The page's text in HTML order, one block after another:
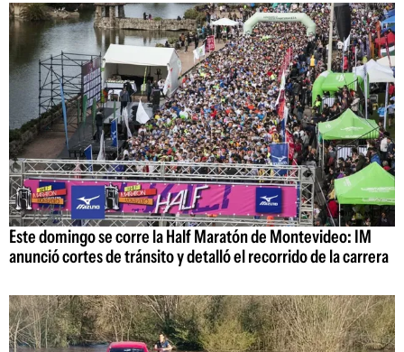
Este domingo se corre la Half Maratón de Montevideo: IM
anunció cortes de tránsito y detalló el recorrido de la carrera